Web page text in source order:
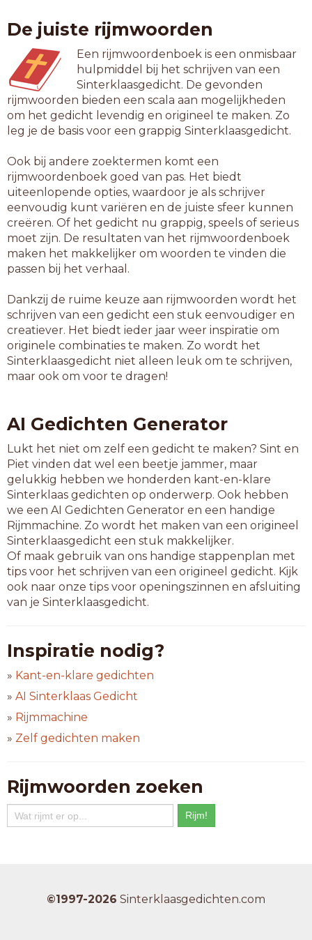
stilzwijgen
weerkrijgen
12-letterwoorden
aaneenrijgen
klaarkrijgen
kleinkrijgen
rond krijgen
taxustwijgen
terugkrijgen
thuiskrijgen
13-letterwoorden
bedrijfseigen
binnenkrijgen
lichaamseigen
paardenvijgen
18-letterwoorden
erdoorheen krijgen
De juiste rijmwoorden
Een rijmwoordenboek is een onmisbaar
hulpmiddel bij het schrijven van een
Sinterklaasgedicht. De gevonden
rijmwoorden bieden een scala aan mogelijkheden
om het gedicht levendig en origineel te maken. Zo
leg je de basis voor een grappig Sinterklaasgedicht.
Ook bij andere zoektermen komt een
rijmwoordenboek goed van pas. Het biedt
uiteenlopende opties, waardoor je als schrijver
eenvoudig kunt variëren en de juiste sfeer kunnen
creëren. Of het gedicht nu grappig, speels of serieus
moet zijn. De resultaten van het rijmwoordenboek
maken het makkelijker om woorden te vinden die
passen bij het verhaal.
Dankzij de ruime keuze aan rijmwoorden wordt het
schrijven van een gedicht een stuk eenvoudiger en
creatiever. Het biedt ieder jaar weer inspiratie om
originele combinaties te maken. Zo wordt het
Sinterklaasgedicht niet alleen leuk om te schrijven,
maar ook om voor te dragen!
AI Gedichten Generator
Lukt het niet om zelf een gedicht te maken? Sint en
Piet vinden dat wel een beetje jammer, maar
gelukkig hebben we honderden kant-en-klare
Sinterklaas gedichten op onderwerp. Ook hebben
we een AI Gedichten Generator en een handige
Rijmmachine. Zo wordt het maken van een origineel
Sinterklaasgedicht een stuk makkelijker.
Of maak gebruik van ons handige stappenplan met
tips voor het schrijven van een origineel gedicht. Kijk
ook naar onze tips voor openingszinnen en afsluiting
van je Sinterklaasgedicht.
Inspiratie nodig?
» Kant-en-klare gedichten
» AI Sinterklaas Gedicht
» Rijmmachine
» Zelf gedichten maken
Rijmwoorden zoeken
©1997-2026 Sinterklaasgedichten.com